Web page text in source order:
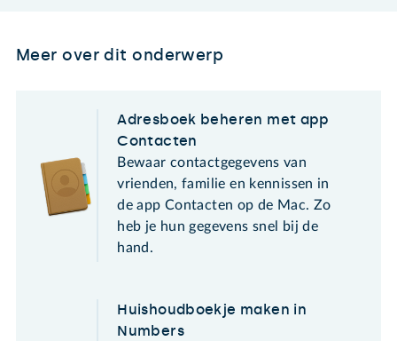
Meer over dit onderwerp
Adresboek beheren met app
Contacten
Bewaar contactgegevens van
vrienden, familie en kennissen in
de app Contacten op de Mac. Zo
heb je hun gegevens snel bij de
hand.
Huishoudboekje maken in
Numbers